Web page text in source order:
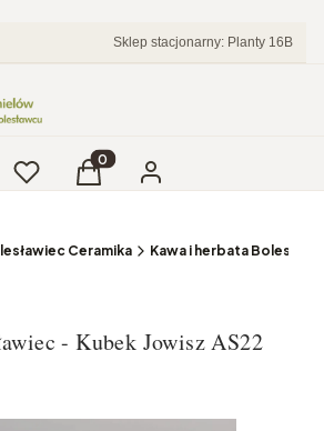
Sklep stacjonarny: Planty 16B
UlubioneProdukty w koszyku: 0.
Koszyk Zaloguj się
Ceramika Kawa i herbata
- Kubek Jowisz AS22